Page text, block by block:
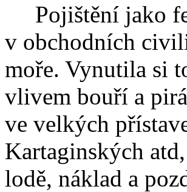
Pojištění jako
v obchodních
moře. Vynutila si
vlivem bouří a
ve velkých
Kartaginských
lodě, náklad a